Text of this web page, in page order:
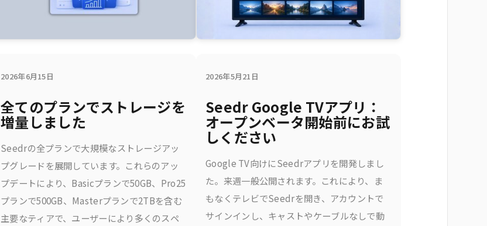
2026年6月15日
全てのプランでストレージを
増量しました
Seedrの全プランで大規模なストレージアッ
プグレードを展開しています。これらのアッ
プデートにより、Basicプランで50GB、Pro25
プランで500GB、Masterプランで2TBを含む
主要なティアで、ユーザーにより多くのスペ
2026年5月21日
Seedr Google TVアプリ：
オープンベータ開始前にお試
しください
Google TV向けにSeedrアプリを開発しまし
た。来週一般公開されます。これにより、ま
もなくテレビでSeedrを開き、アカウントで
サインインし、キャストやケーブルなしで動